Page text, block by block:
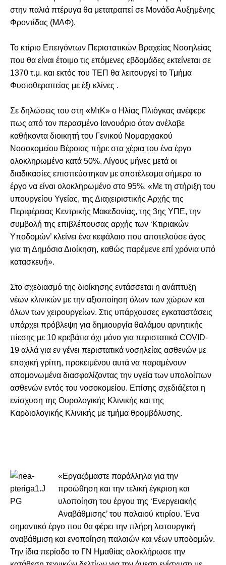
στην παλιά πτέρυγα θα μετατραπεί σε Μονάδα Αυξημένης
Φροντίδας (ΜΑΦ).
Το κτίριο Επειγόντων Περιστατικών Βραχείας Νοσηλείας
που θα είναι έτοιμο τις επόμενες εβδομάδες εκτείνεται σε
1370 τ.μ. και εκτός του ΤΕΠ θα λειτουργεί το Τμήμα
Φυσιοθεραπείας με έξι κλίνες .
Σε δηλώσεις του στη «ΜτΚ» ο Ηλίας Πλιόγκας ανέφερε
πως από τον περασμένο Ιανουάριο όταν ανέλαβε
καθήκοντα διοικητή του Γενικού Νομαρχιακού
Νοσοκομείου Βέροιας πήρε στα χέρια του ένα έργο
ολοκληρωμένο κατά 50%. Λίγους μήνες μετά οι
διαδικασίες επισπεύστηκαν με αποτέλεσμα σήμερα το
έργο να είναι ολοκληρωμένο στο 95%. «Με τη στήριξη του
υπουργείου Υγείας, της Διαχειριστικής Αρχής της
Περιφέρειας Κεντρικής Μακεδονίας, της 3ης ΥΠΕ, την
συμβολή της επιβλέπουσας αρχής των ‘Κτιριακών
Υποδομών’ κλείνει ένα κεφάλαιο που αποτελούσε άγος
για τη Δημόσια Διοίκηση, καθώς παρέμενε επί χρόνια υπό
κατασκευή».
Στο σχεδιασμό της διοίκησης εντάσσεται η ανάπτυξη
νέων κλινικών με την αξιοποίηση όλων των χώρων και
όλων των χειρουργείων. Στις υπάρχουσες εγκαταστάσεις
υπάρχει πρόβλεψη για δημιουργία θαλάμου αρνητικής
πίεσης με 10 κρεβάτια όχι μόνο για περιστατικά COVID-
19 αλλά για εν γένει περιστατικά νοσηλείας ασθενών με
εποχική γρίπη, προκειμένου αυτά να παραμένουν
απομονωμένα διασφαλίζοντας την υγεία των υπολοίπων
ασθενών εντός του νοσοκομείου. Επίσης σχεδιάζεται η
ενίσχυση της Ουρολογικής Κλινικής και της
Καρδιολογικής Κλινικής με τμήμα θρομβόλυσης.
«Εργαζόμαστε παράλληλα για την
προώθηση και την τελική έγκριση και
υλοποίηση του έργου της ‘Ενεργειακής
Αναβάθμισης’ του παλαιού κτιρίου. Ένα
σημαντικό έργο που θα φέρει την πλήρη λειτουργική
αναβάθμιση και ενοποίηση παλαιών και νέων υποδομών.
Την ίδια περίοδο το ΓΝ Ημαθίας ολοκλήρωσε την